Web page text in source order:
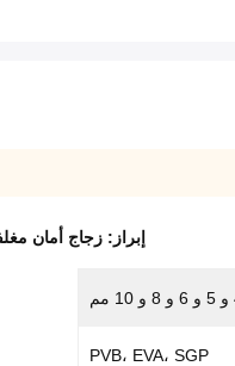
إبراز: زجاج أمان
PVB، EVA، SGP